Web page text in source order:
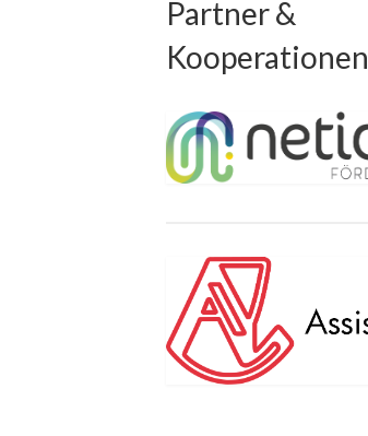
Partner &
Kooperationen